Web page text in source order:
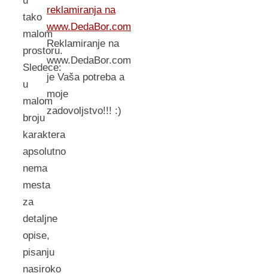
tako
malom
prostoru.
Sledece:
u
malom
broju
karaktera
apsolutno
nema
mesta
za
detaljne
opise,
pisanju
nasiroko
reklamiranja na
www.DedaBor.com
Reklamiranje na
www.DedaBor.com
je Vaša potreba a
moje
zadovoljstvo!!! :)